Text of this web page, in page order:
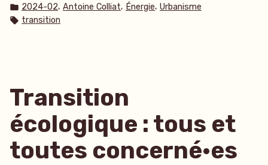
par
Publié
dans
2024-02, Antoine Colliat, Énergie, Urbanisme
Étiquettes :
transition
Transition
écologique : tous et
toutes concerné·es